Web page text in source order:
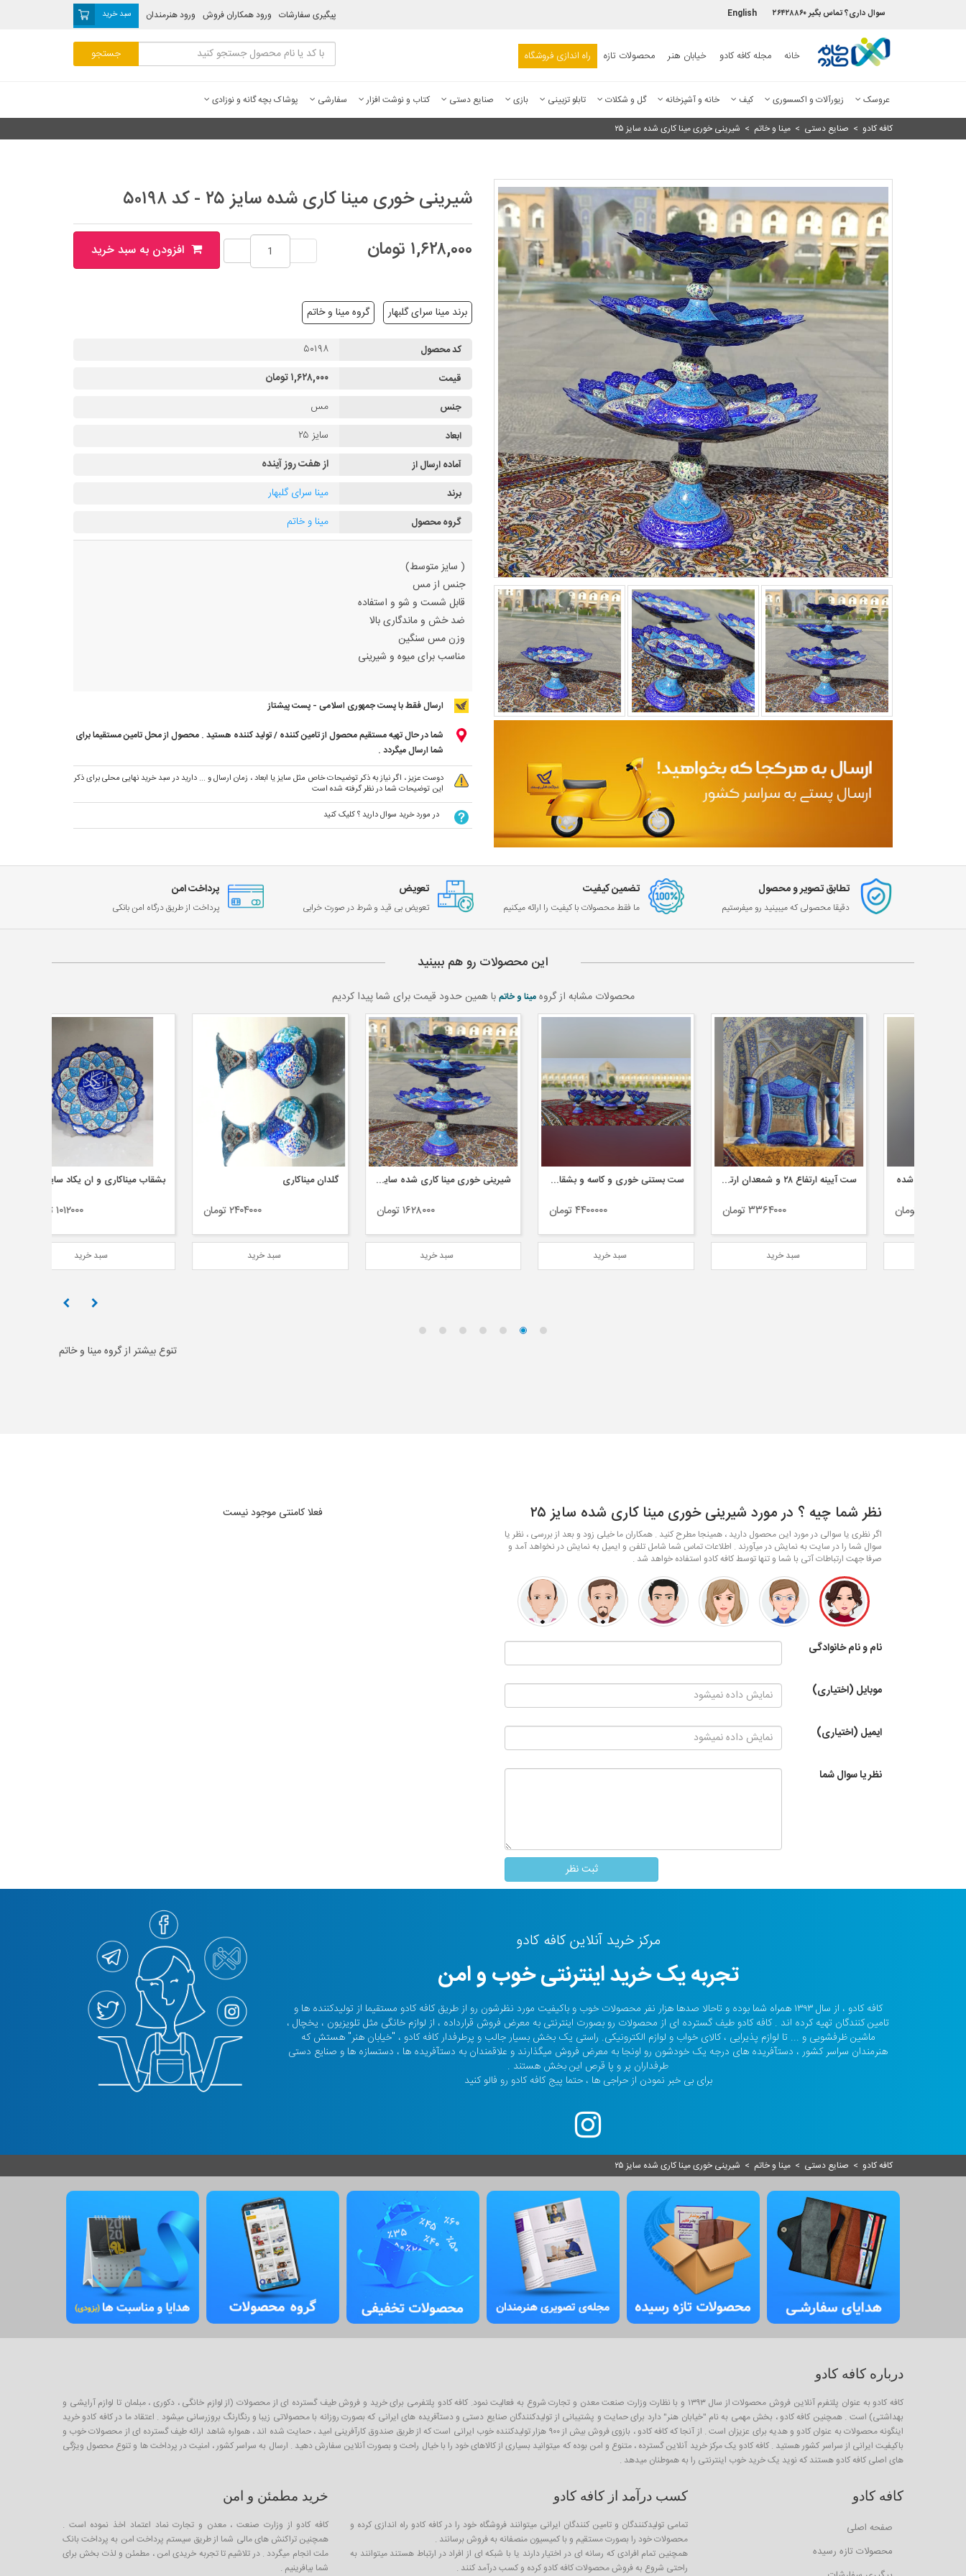
سبد خرید ورود هنرمندان ورود همکاران فروش پیگیری سفارشات سوال داری؟ تماس بگیر ۲۶۴۲۸۸۶۰ English
خانه مجله کافه کادو خیابان هنر محصولات تازه راه اندازی فروشگاه
عروسک زیورآلات و اکسسوری کیف خانه و آشپزخانه گل و شکلات تابلو تزیینی بازی صنایع دستی کتاب و نوشت افزار سفارشی
پوشاک بچه گانه و نوزادی
کافه کادو > صنایع دستی > مینا و خاتم > شیرینی خوری مینا کاری شده سایز ۲۵
شیرینی خوری مینا کاری شده سایز ۲۵ - کد ۵۰۱۹۸
افزودن به سبد خرید ۱,۶۲۸,۰۰۰ تومان
برند مینا سرای گلبهار گروه مینا و خاتم
کد محصول ۵۰۱۹۸
قیمت ۱,۶۲۸,۰۰۰ تومان
جنس مس
ابعاد سایز ۲۵
آماده ارسال از از هفت روز آینده
برند مینا سرای گلبهار
گروه محصول مینا و خاتم
( سایز متوسط)
جنس از مس
قابل شست و شو و استفاده
ضد خش و ماندگاری بالا
وزن مس سنگین
مناسب برای میوه و شیرینی
ارسال فقط با پست جمهوری اسلامی - پست پیشتاز
شما در حال تهیه مستقیم محصول از تامین کننده / تولید کننده هستید . محصول از محل تامین مستقیما برای
شما ارسال میگردد .
دوست عزیز ، اگر نیاز به ذکر توضیحات خاص مثل سایز یا ابعاد ، زمان ارسال و ... دارید در سبد خرید نهایی محلی برای ذکر
این توضیحات شما در نظر گرفته شده است
در مورد خرید سوال دارید ؟ کلیک کنید
تطابق تصویر و محصول
دقیقا محصولی که میبینید رو میفرستیم
تضمین کیفیت
ما فقط محصولات با کیفیت را ارائه میکنیم
تعویض
تعویض بی قید و شرط در صورت خرابی
پرداخت امن
پرداخت از طریق درگاه امن بانکی
این محصولات رو هم ببینید
محصولات مشابه از گروهمینا و خاتم با همین حدود قیمت برای شما پیدا کردیم
ست آیینه ارتفاع ۲۸ و شمعدان ارتفاع ۲۲ سانتی متر میناکاری شده ست بستنی خوری و کاسه و بشقاب مینا کاری شیرینی خوری مینا کاری شده سایز ۲۵ گلدان میناکاری بشقاب میناکاری و ان یکاد سایز ۳۰
تنوع بیشتر از گروه مینا و خاتم
نظر شما چیه ؟ در مورد شیرینی خوری مینا کاری شده سایز ۲۵
اگر نظری یا سوالی در مورد این محصول دارید ، همینجا مطرح کنید . همکاران ما خیلی زود و بعد از بررسی ، نظر یا
سوال شما را در سایت به نمایش در میآورند . اطلاعات تماس شما شامل تلفن و ایمیل به نمایش در نخواهد آمد و
صرفا جهت ارتباطات آتی با شما و تنها توسط کافه کادو استفاده خواهد شد .
نام و نام خانوادگی
موبایل (اختیاری)
ایمیل (اختیاری)
نظر یا سوال شما
فعلا کامنتی موجود نیست
مرکز خرید آنلاین کافه کادو
تجربه یک خرید اینترنتی خوب و امن
کافه کادو ، از سال ۱۳۹۳ همراه شما بوده و تاحالا صدها هزار نفر محصولات خوب و باکیفیت مورد نظرشون رو از طریق کافه کادو مستقیما از تولیدکننده ها و
تامین کنندگان تهیه کرده اند . کافه کادو طیف گسترده ای از محصولات رو بصورت اینترنتی به معرض فروش قرارداده ، از لوازم خانگی مثل تلویزیون ، یخچال ،
ماشین ظرفشویی و ... تا لوازم پذیرایی ، کالای خواب و لوازم الکترونیکی. راستی یک بخش بسیار جالب و پرطرفدار کافه کادو ، "خیابان هنر" هستش که
هنرمندان سراسر کشور ، دستآفریده های درجه یک خودشون رو اونجا به معرض فروش میگذارند و علاقمندان به دستآفریده ها ، دستسازه ها و صنایع دستی
طرفداران پر و پا قرص این بخش هستند .
برای بی خبر نمودن از حراجی ها ، حتما پیج کافه کادو رو فالو کنید
کافه کادو > صنایع دستی > مینا و خاتم > شیرینی خوری مینا کاری شده سایز ۲۵
درباره کافه کادو
کافه کادو به عنوان پلتفرم آنلاین فروش محصولات از سال ۱۳۹۳ و با نظارت وزارت صنعت معدن و تجارت شروع به فعالیت نمود. کافه کادو پلتفرمی برای خرید و فروش طیف گسترده ای از محصولات (از لوازم خانگی ، دکوری ، مبلمان تا لوازم آرایشی و
بهداشتی) است . همچنین کافه کادو ، بخش مهمی به نام "خیابان هنر" دارد برای حمایت و پشتیبانی از تولیدکنندگان صنایع دستی و دستآفریده های ایرانی که بصورت روزانه با محصولاتی زیبا و رنگارنگ بروزرسانی میشود . اعتقاد ما در کافه کادو خرید
اینگونه محصولات به عنوان کادو و هدیه برای عزیزان است . از آنجا که کافه کادو ، بازوی فروش بیش از ۹۰۰ هزار تولیدکننده خوب ایرانی است که از طریق صندوق کارآفرینی امید ، حمایت شده اند ، همواره شاهد ارائه طیف گسترده ای از محصولات خوب و
باکیفیت ایرانی از سراسر کشور هستید . کافه کادو یک مرکز خرید آنلاین گسترده ، متنوع و امن بوده که میتوانید بسیاری از کالاهای خود را با خیال راحت و بصورت آنلاین سفارش دهید . ارسال به سراسر کشور ، امنیت در پرداخت ها و تنوع محصول ویژگی
های اصلی کافه کادو هستند که نوید یک خرید خوب اینترنتی را به هموطنان میدهد .
کافه کادو
صفحه اصلی
محصولات تازه رسیده
کسب درآمد از کافه کادو
تمامی تولیدکنندگان و تامین کنندگان ایرانی میتوانند فروشگاه خود را در کافه کادو راه اندازی کرده و
محصولات خود را بصورت مستقیم و با کمیسیون منصفانه به فروش برسانند .
همچنین تمام افرادی که رسانه ای در اختیار دارند یا با شبکه ای از افراد در ارتباط هستند میتوانند به
راحتی شروع به فروش محصولات کافه کادو کرده و کسب درآمد کنند .
خرید مطمئن و امن
کافه کادو از وزارت صنعت ، معدن و تجارت نماد اعتماد اخذ نموده است .
همچنین تراکنش های مالی شما از طریق سیستم پرداخت امن به پرداخت بانک
ملت انجام میگردد . در تلاشیم تا تجربه خریدی امن ، مطمئن و لذت بخش برای
شما بیافرینیم .